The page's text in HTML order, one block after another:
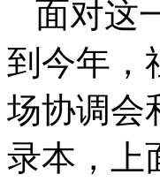
面对这
到今年，
场协调会
录本，上